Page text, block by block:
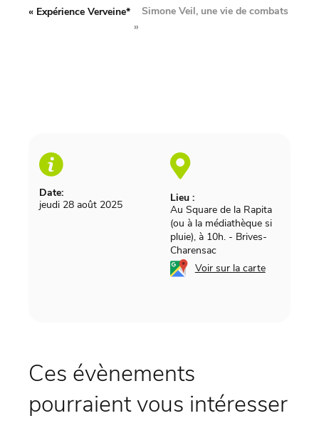
Date:
jeudi 28 août 2025
Lieu :
Au Square de la Rapita
(ou à la médiathèque si
pluie), à 10h. - Brives-
Charensac
Voir sur la carte
« Expérience Verveine*
Simone Veil, une vie de combats
»
Ces évènements
pourraient vous intéresser